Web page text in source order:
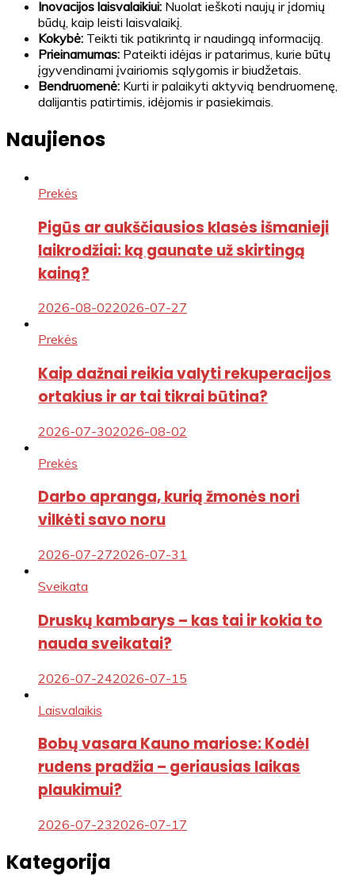
Inovacijos laisvalaikiui: Nuolat ieškoti naujų ir įdomių
būdų, kaip leisti laisvalaikį.
Kokybė: Teikti tik patikrintą ir naudingą informaciją.
Prieinamumas: Pateikti idėjas ir patarimus, kurie būtų
įgyvendinami įvairiomis sąlygomis ir biudžetais.
Bendruomenė: Kurti ir palaikyti aktyvią bendruomenę,
dalijantis patirtimis, idėjomis ir pasiekimais.
Naujienos
Prekės
Pigūs ar aukščiausios klasės išmanieji
laikrodžiai: ką gaunate už skirtingą
kainą?
2026-08-022026-07-27
Prekės
Kaip dažnai reikia valyti rekuperacijos
ortakius ir ar tai tikrai būtina?
2026-07-302026-08-02
Prekės
Darbo apranga, kurią žmonės nori
vilkėti savo noru
2026-07-272026-07-31
Sveikata
Druskų kambarys – kas tai ir kokia to
nauda sveikatai?
2026-07-242026-07-15
Laisvalaikis
Bobų vasara Kauno mariose: Kodėl
rudens pradžia – geriausias laikas
plaukimui?
2026-07-232026-07-17
Kategorija